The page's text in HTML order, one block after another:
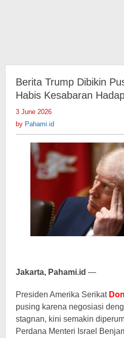
Berita Trump Dibikin
Habis Kesabaran
3 June 2026
by Pahami.id
Jakarta, Pahami.id —
Presiden Amerika Serikat
pusing karena negosiasi
stagnan, kini semakin
Perdana Menteri Israel